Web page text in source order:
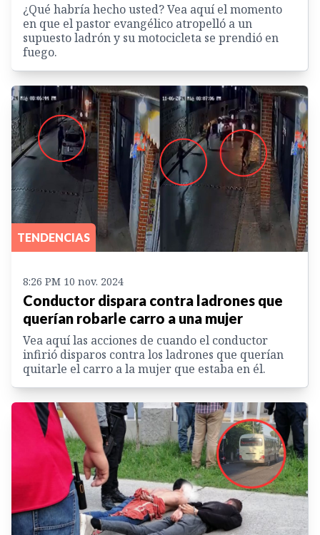
¿Qué habría hecho usted? Vea aquí el momento
en que el pastor evangélico atropelló a un
supuesto ladrón y su motocicleta se prendió en
fuego.
TENDENCIAS
8:26 PM 10 nov. 2024
Conductor dispara contra ladrones que
querían robarle carro a una mujer
Vea aquí las acciones de cuando el conductor
infirió disparos contra los ladrones que querían
quitarle el carro a la mujer que estaba en él.